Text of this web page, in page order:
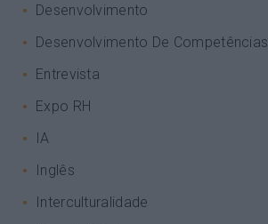
Desenvolvimento
Desenvolvimento De Competências
Entrevista
Expo RH
IA
Inglês
Interculturalidade